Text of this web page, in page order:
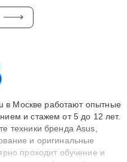
в Москве работают опытные
и стажем от 5 до 12 лет.
техники бренда Asus,
и оригинальные
проходит обучение и